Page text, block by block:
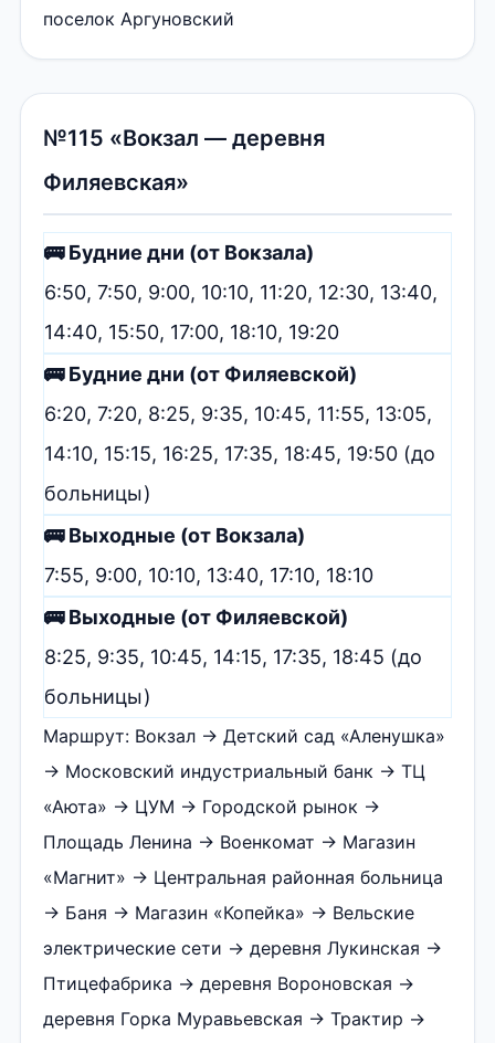
поселок Аргуновский
№115 «Вокзал — деревня
Филяевская»
🚌 Будние дни (от Вокзала)
6:50, 7:50, 9:00, 10:10, 11:20, 12:30, 13:40,
14:40, 15:50, 17:00, 18:10, 19:20
🚌 Будние дни (от Филяевской)
6:20, 7:20, 8:25, 9:35, 10:45, 11:55, 13:05,
14:10, 15:15, 16:25, 17:35, 18:45, 19:50 (до
больницы)
🚌 Выходные (от Вокзала)
7:55, 9:00, 10:10, 13:40, 17:10, 18:10
🚌 Выходные (от Филяевской)
8:25, 9:35, 10:45, 14:15, 17:35, 18:45 (до
больницы)
Маршрут: Вокзал → Детский сад «Аленушка»
→ Московский индустриальный банк → ТЦ
«Аюта» → ЦУМ → Городской рынок →
Площадь Ленина → Военкомат → Магазин
«Магнит» → Центральная районная больница
→ Баня → Магазин «Копейка» → Вельские
электрические сети → деревня Лукинская →
Птицефабрика → деревня Вороновская →
деревня Горка Муравьевская → Трактир →